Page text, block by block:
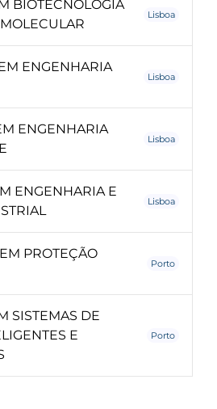
BIOTECNOLOGIA
Lisboa
ENGENHARIA
Lisboa
ENGENHARIA
Lisboa
ENGENHARIA E
Lisboa
EM PROTEÇÃO
Porto
SISTEMAS DE
E
Porto